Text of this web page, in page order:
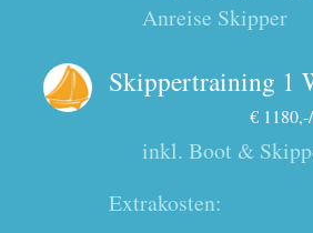
Anreise Skipper
Skippertraining 1
€
inkl. Boot &
Extrakosten: